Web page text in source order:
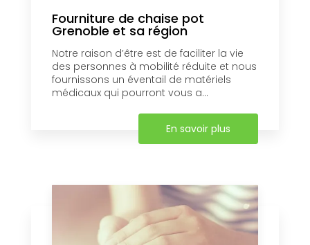
Fourniture de chaise pot
Grenoble et sa région
Notre raison d’être est de faciliter la vie
des personnes à mobilité réduite et nous
fournissons un éventail de matériels
médicaux qui pourront vous a...
En savoir plus